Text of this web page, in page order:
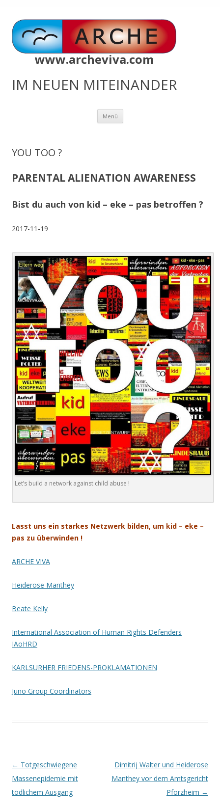
www.archeviva.com
IM NEUEN MITEINANDER
Menü Zum
springen
YOU TOO ?
PARENTAL ALIENATION AWARENESS
Bist du auch von kid – eke – pas betroffen ?
2017-11-19
Let’s build a network against child abuse !
Lasst uns ein starkes Netzwerk bilden, um kid – eke –
pas zu überwinden !
ARCHE VIVA
Heiderose Manthey
Beate Kelly
International Association of Human Rights Defenders
IAoHRD
KARLSURHER FRIEDENS-PROKLAMATIONEN
Juno Group Coordinators
Beitrags-
Navigation
← Totgeschwiegene
Massenepidemie mit
tödlichem Ausgang
Dimitrij Walter und Heiderose
Manthey vor dem Amtsgericht
Pforzheim →